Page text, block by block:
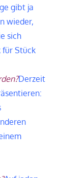
gibt ja
wieder,
sich
für Stück
Derzeit